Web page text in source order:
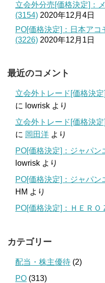
立会外分売[価格決定]：
(3154) 2020年12月4日
PO[価格決定]：日本アコ
(3226) 2020年12月1日
最近のコメント
立会外トレード[価格決
に lowrisk より
立会外トレード[価格決
に 岡田洋 より
PO[価格決定]：ジャパ
lowrisk より
PO[価格決定]：ジャパ
HM より
PO[価格決定]：ＨＥＲＯ
カテゴリー
配当・株主優待 (2)
PO (313)